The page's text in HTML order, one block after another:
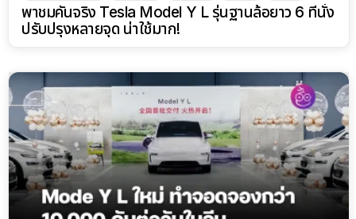
พาชมคันจริง Tesla Model Y L รุ่นฐานล้อยาว 6 ที่นั่ง
ปรับปรุงหลายจุด น่าใช้มาก!